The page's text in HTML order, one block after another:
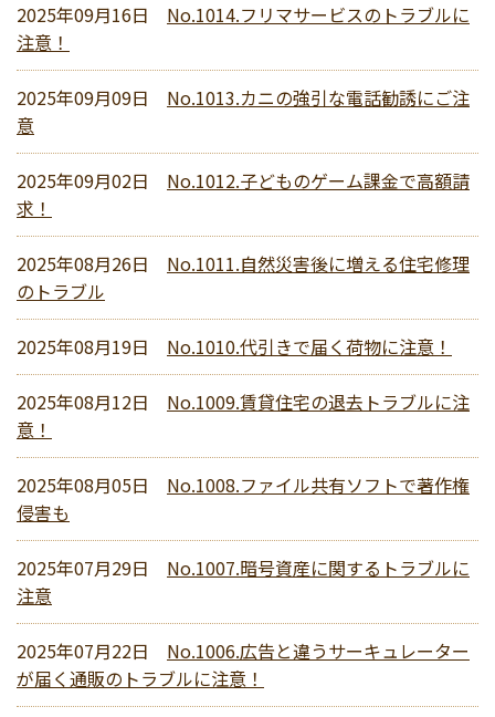
2025年09月16日
No.1014.フリマサービスのトラブルに
注意！
2025年09月09日
No.1013.カニの強引な電話勧誘にご注
意
2025年09月02日
No.1012.子どものゲーム課金で高額請
求！
2025年08月26日
No.1011.自然災害後に増える住宅修理
のトラブル
2025年08月19日 No.1010.代引きで届く荷物に注意！
2025年08月12日
No.1009.賃貸住宅の退去トラブルに注
意！
2025年08月05日
No.1008.ファイル共有ソフトで著作権
侵害も
2025年07月29日
No.1007.暗号資産に関するトラブルに
注意
2025年07月22日
No.1006.広告と違うサーキュレーター
が届く通販のトラブルに注意！